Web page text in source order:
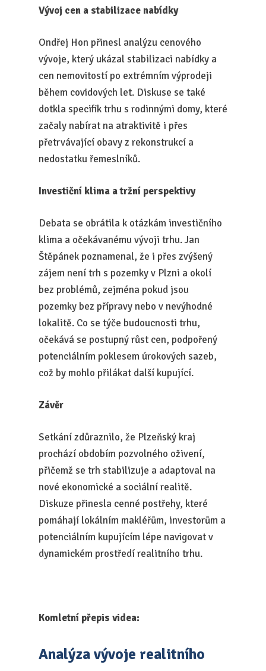
Vývoj cen a stabilizace nabídky
Ondřej Hon přinesl analýzu cenového
vývoje, který ukázal stabilizaci nabídky a
cen nemovitostí po extrémním výprodeji
během covidových let. Diskuse se také
dotkla specifik trhu s rodinnými domy, které
začaly nabírat na atraktivitě i přes
přetrvávající obavy z rekonstrukcí a
nedostatku řemeslníků.
Investiční klima a tržní perspektivy
Debata se obrátila k otázkám investičního
klima a očekávanému vývoji trhu. Jan
Štěpánek poznamenal, že i přes zvýšený
zájem není trh s pozemky v Plzni a okolí
bez problémů, zejména pokud jsou
pozemky bez přípravy nebo v nevýhodné
lokalitě. Co se týče budoucnosti trhu,
očekává se postupný růst cen, podpořený
potenciálním poklesem úrokových sazeb,
což by mohlo přilákat další kupující.
Závěr
Setkání zdůraznilo, že Plzeňský kraj
prochází obdobím pozvolného oživení,
přičemž se trh stabilizuje a adaptoval na
nové ekonomické a sociální realitě.
Diskuze přinesla cenné postřehy, které
pomáhají lokálním makléřům, investorům a
potenciálním kupujícím lépe navigovat v
dynamickém prostředí realitního trhu.
Komletní přepis videa:
Analýza vývoje realitního